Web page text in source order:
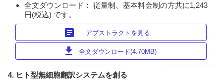
全文ダウンロード： 従量制、基本料金制の方共に1,243
円(税込) です。
article アブストラクトを見る
download 全文ダウンロード(4.70MB)
4. ヒト型無細胞翻訳システムを創る